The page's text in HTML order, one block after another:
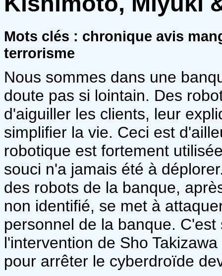
Mots clés : chronique avis
terrorisme
Nous sommes dans une
doute pas si lointain. Des
d'aiguiller les clients, leur
simplifier la vie. Ceci est
robotique est fortement
souci n'a jamais été à
des robots de la banque,
non identifié, se met à
personnel de la banque.
l'intervention de Sho
pour arrêter le cyberdroïde